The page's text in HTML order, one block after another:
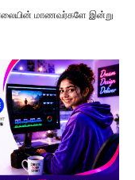
மாணவர்களே இன்று